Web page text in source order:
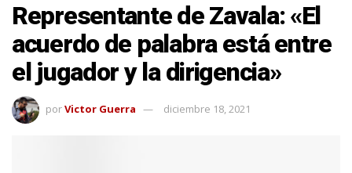
Representante de Zavala: «El
acuerdo de palabra está entre
el jugador y la dirigencia»
porVictor Guerra diciembre 18, 2021